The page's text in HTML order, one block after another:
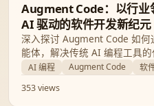
Augment Code：以行业
AI 驱动的软件开发新纪元
深入探讨 Augment Code 如
能体，解决传统 AI 编程工具
现真正的 AI 原生转型。
AI 编程 Augment Code
软
353 views